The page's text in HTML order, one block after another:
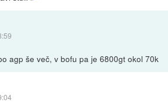
agp še več, v bofu pa je 6800gt okol 70k